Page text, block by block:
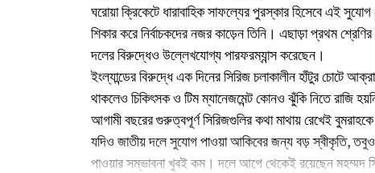
ঘরোয়া ক্রিকেটে ধারাবাহিক সাফল্যের পুরস্কার হিসেবে এই
শিকার করে নির্বাচকদের নজর কাড়েন তিনি। এছাড়া প্রথম
দলের বিরুদ্ধেও উল্লেখযোগ্য পারফরম্যান্স করেছেন।
ইংল্যান্ডের বিরুদ্ধে এক দিনের সিরিজ চলাকালীন হাঁটুর
থাকলেও চিকিৎসক ও টিম ম্যানেজমেন্ট কোনও ঝুঁকি নিতে রাজি
আগামী বছরের গুরুত্বপূর্ণ সিরিজগুলির কথা মাথায় রেখেই
যদিও জাতীয় দলে সুযোগ পাওয়া আকিবের জন্য বড় স্বীকৃতি,
পাওয়ার সম্ভাবনা খুবই কম। দলে আগে থেকেই রয়েছেন